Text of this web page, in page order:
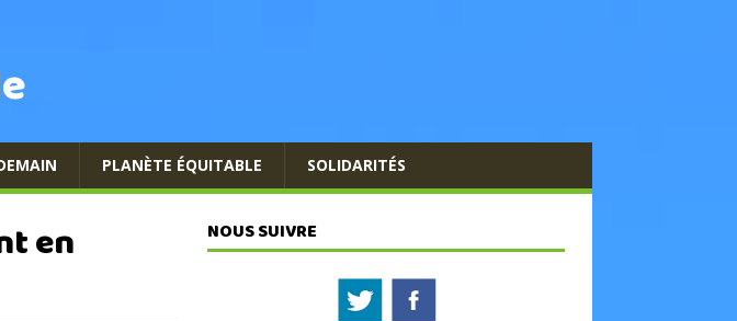
PLANÈTE ÉQUITABLE SOLIDARITÉS
en
NOUS SUIVRE